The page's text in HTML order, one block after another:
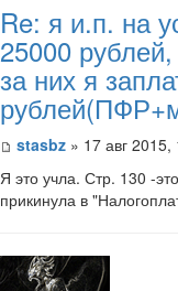
Re: я и.п. на
25000
за них я
stasbz » 17 авг 2015,
Я это учла. Стр. 130 -
прикинула в